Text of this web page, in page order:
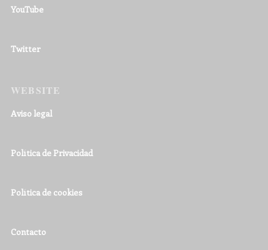
YouTube
Twitter
WEBSITE
Aviso legal
Política de Privacidad
Política de cookies
Contacto